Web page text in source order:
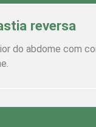
reversa
do abdome com